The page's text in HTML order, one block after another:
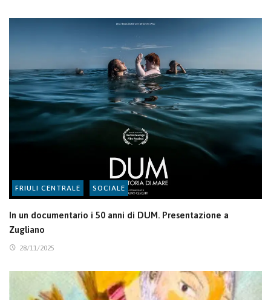
FRIULI CENTRALE SOCIALE
In un documentario i 50 anni di DUM. Presentazione a
Zugliano
28/11/2025